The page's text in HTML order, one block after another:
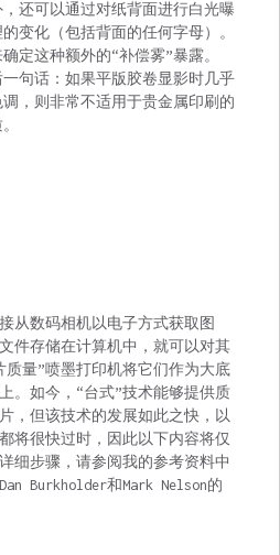
还可以通过对纸背面进行白光曝
变化（包括背面的任何字母）。
定这种额外的“补偿雾”暴露。
句话：如果平版胶卷显影时几乎
，则非常不适用于贵金属印刷的
从数码相机以电子方式获取图
件存储在计算机中，就可以对其
量”喷墨打印机将它们作为大底
。如今，“台式”技术能够提供质
，但该技术的发展如此之快，以
将很快过时，因此以下内容将仅
细步骤，请参阅我的参考资料中
Burkholder和Mark Nelson的